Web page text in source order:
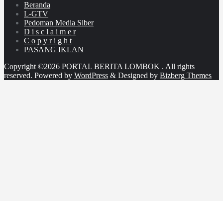
Beranda
L-GTV
Pedoman Media Siber
D i s c l a i m e r
C o p y r i g h t
PASANG IKLAN
Copyright ©2026 PORTAL BERITA LOMBOK . All rights
reserved. Powered by WordPress & Designed by Bizberg Themes